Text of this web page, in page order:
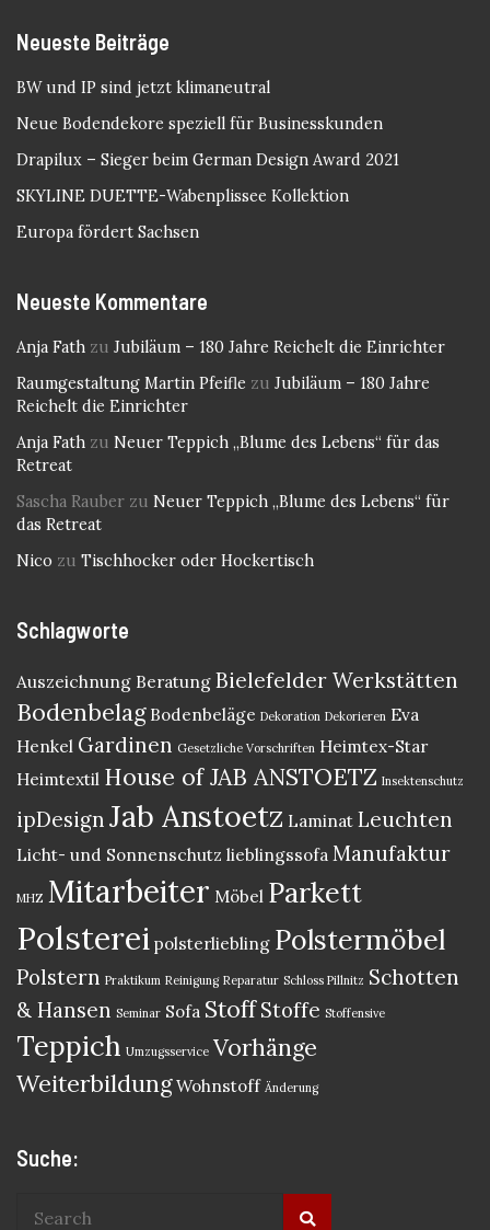
Neueste Beiträge
BW und IP sind jetzt klimaneutral
Neue Bodendekore speziell für Businesskunden
Drapilux – Sieger beim German Design Award 2021
SKYLINE DUETTE-Wabenplissee Kollektion
Europa fördert Sachsen
Neueste Kommentare
Anja Fath zu Jubiläum – 180 Jahre Reichelt die Einrichter
Raumgestaltung Martin Pfeifle zu Jubiläum – 180 Jahre
Reichelt die Einrichter
Anja Fath zu Neuer Teppich „Blume des Lebens“ für das
Retreat
Sascha Rauber zu Neuer Teppich „Blume des Lebens“ für
das Retreat
Nico zu Tischhocker oder Hockertisch
Schlagworte
Auszeichnung Beratung Bielefelder Werkstätten
Bodenbelag Bodenbeläge Dekoration Dekorieren Eva
Henkel Gardinen Gesetzliche Vorschriften Heimtex-Star
Heimtextil House of JAB ANSTOETZ Insektenschutz
ipDesign Jab Anstoetz Laminat Leuchten
Licht- und Sonnenschutz lieblingssofa Manufaktur
MHZ Mitarbeiter Möbel Parkett
Polsterei polsterliebling Polstermöbel
Polstern Praktikum Reinigung Reparatur Schloss Pillnitz Schotten
& Hansen Seminar Sofa Stoff Stoffe Stoffensive
Teppich Umzugsservice Vorhänge
Weiterbildung Wohnstoff Änderung
Suche: